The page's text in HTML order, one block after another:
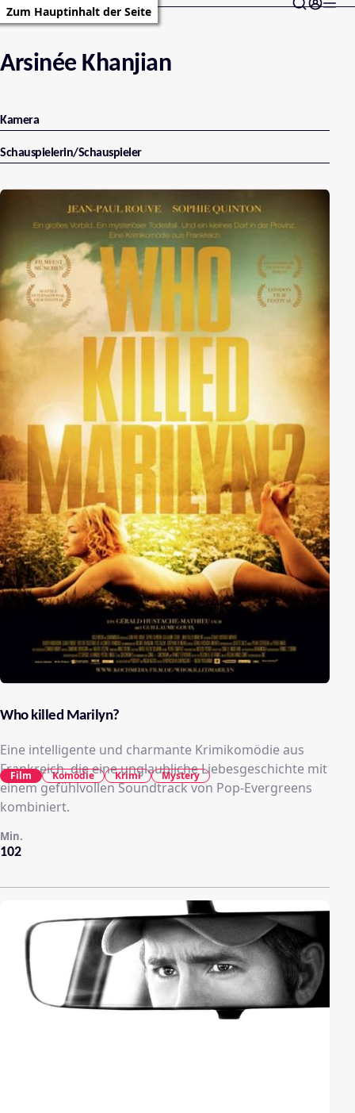
Zum Hauptinhalt der Seite
Arsinée Khanjian
Kamera
Schauspielerin/Schauspieler
Who killed Marilyn?
Eine intelligente und charmante Krimikomödie aus
Frankreich, die eine unglaubliche Liebesgeschichte mit
einem gefühlvollen Soundtrack von Pop-Evergreens
kombiniert.
102
Min.
Film Komödie Krimi Mystery